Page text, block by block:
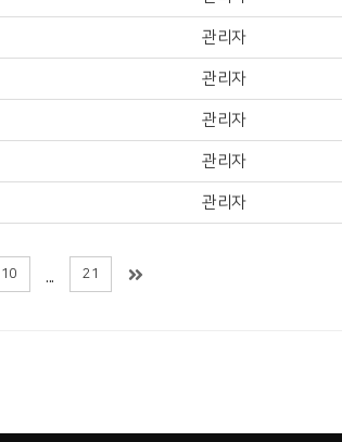
관리자
관리자
관리자
관리자
관리자
10 ... 21